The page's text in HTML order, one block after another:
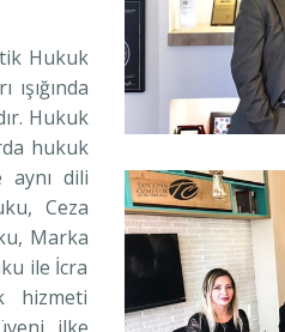
Hukuk
Hukuk
hukuk
aynı dili
Ceza
Marka
ile İcra
hizmeti